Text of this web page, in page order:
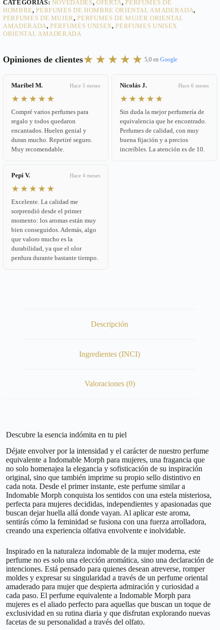
CATEGORÍAS: NOVEDADES, OFERTA,PERFUMES DE
HOMBRE,PERFUMES DE HOMBRE ORIENTAL AMADERADA,
PERFUMES DE MUJER,PERFUMES DE MUJER ORIENTAL
AMADERADA,PERFUMES UNISEX,PERFUMES UNISEX
ORIENTAL AMADERADA
Opiniones de clientes★★★★★ 5,0 en Google
Maribel M. Hace 5 meses
★★★★★
Compré varios perfumes para
regalo y todos quedaron
encantados. Huelen genial y
duran mucho. Repetiré seguro.
Muy recomendable.
Nicolás J. Hace 6 meses
★★★★★
Sin duda la mejor perfumería de
equivalencia que he encontrado.
Perfumes de calidad, con muy
buena fijación y a precios
increíbles. La atención es de 10.
Pepi V. Hace 4 meses
★★★★★
Excelente. La calidad me
sorprendió desde el primer
momento: los aromas están muy
bien conseguidos. Además, algo
que valoro mucho es la
durabilidad, ya que el olor
perdura durante bastante tiempo.
Descripción
Ingredientes (INCI)
Valoraciones (0)
Descubre la esencia indómita en tu piel
Déjate envolver por la intensidad y el carácter de nuestro perfume
equivalente a Indomable Morph para mujeres, una fragancia que
no solo homenajea la elegancia y sofisticación de su inspiración
original, sino que también imprime su propio sello distintivo en
cada nota. Desde el primer instante, este perfume similar a
Indomable Morph conquista los sentidos con una estela misteriosa,
perfecta para mujeres decididas, independientes y apasionadas que
buscan dejar huella allá donde vayan. Al aplicar este aroma,
sentirás cómo la feminidad se fusiona con una fuerza arrolladora,
creando una experiencia olfativa envolvente e inolvidable.
Inspirado en la naturaleza indomable de la mujer moderna, este
perfume no es solo una elección aromática, sino una declaración de
intenciones. Está pensado para quienes desean atreverse, romper
moldes y expresar su singularidad a través de un perfume oriental
amaderado para mujer que despierta admiración y curiosidad a
cada paso. El perfume equivalente a Indomable Morph para
mujeres es el aliado perfecto para aquellas que buscan un toque de
exclusividad en su rutina diaria y que disfrutan explorando nuevas
facetas de su personalidad a través del olfato.